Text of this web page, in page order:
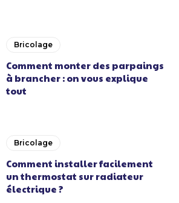
Bricolage
Comment monter des parpaings
à brancher : on vous explique
tout
Bricolage
Comment installer facilement
un thermostat sur radiateur
électrique ?